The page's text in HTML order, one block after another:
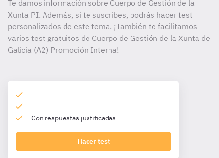
Te damos información sobre Cuerpo de Gestión de la
Xunta PI. Además, si te suscribes, podrás hacer test
personalizados de este tema. ¡También te facilitamos
varios test gratuitos de Cuerpo de Gestión de la Xunta de
Galicia (A2) Promoción Interna!
Con respuestas justificadas
Hacer test